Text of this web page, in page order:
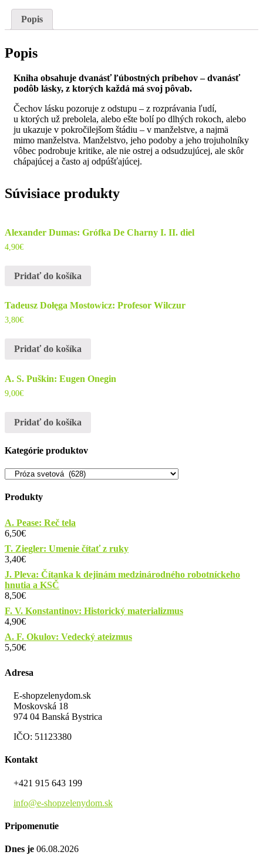
Popis
Popis
Kniha obsahuje dvanásť ľúbostných príbehov – dvanásť
podôb lásky, z ktorých každá má svoj pôvab.
Čechov lásku pozoruje z odstupu – z rozprávania ľudí,
u ktorých už prebolela, alebo ešte bolí po dlhých rokoch, alebo
ju ukazuje v pokročilejšom štádiu – v manželstve, a najmä
mimo manželstva. Manželstvo, jeho podoby a jeho trojuholníky
vôbec podrobuje kritike, ale nie ostrej a odsudzujúcej, ale skôr
chápajúcej a často aj odpúšťajúcej.
Súvisiace produkty
Alexander Dumas: Grófka De Charny I. II. diel
4,90€
Pridať do košíka
Tadeusz Dołęga Mostowicz: Profesor Wilczur
3,80€
Pridať do košíka
A. S. Puškin: Eugen Onegin
9,00€
Pridať do košíka
Kategórie produktov
Produkty
A. Pease: Reč tela
6,50€
T. Ziegler: Umenie čítať z ruky
3,40€
J. Pleva: Čítanka k dejinám medzinárodného robotníckeho
hnutia a KSČ
8,50€
F. V. Konstantinov: Historický materializmus
4,90€
A. F. Okulov: Vedecký ateizmus
5,50€
Adresa
E-shopzelenydom.sk
Moskovská 18
974 04 Banská Bystrica
IČO: 51123380
Kontakt
+421 915 643 199
info@e-shopzelenydom.sk
Pripomenutie
Dnes je 06.08.2026